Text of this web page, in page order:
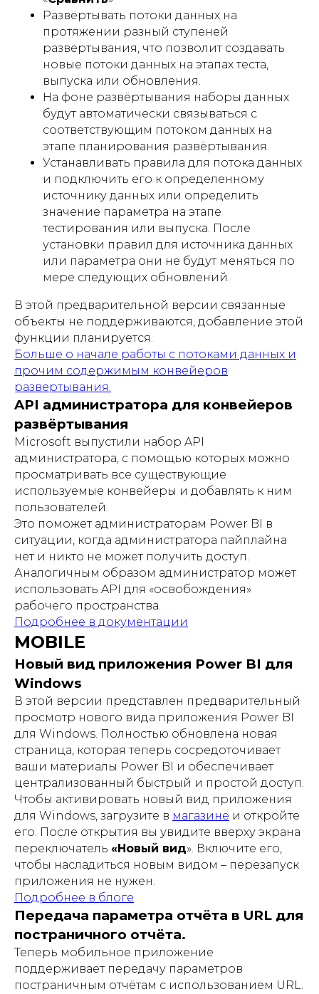
Развёртывать потоки данных на
протяжении разный ступеней
развертывания, что позволит создавать
новые потоки данных на этапах теста,
выпуска или обновления.
На фоне развёртывания наборы данных
будут автоматически связываться с
соответствующим потоком данных на
этапе планирования развёртывания.
Устанавливать правила для потока данных
и подключить его к определенному
источнику данных или определить
значение параметра на этапе
тестирования или выпуска. После
установки правил для источника данных
или параметра они не будут меняться по
мере следующих обновлений.
В этой предварительной версии связанные
объекты не поддерживаются, добавление этой
функции планируется.
Больше о начале работы с потоками данных и
прочим содержимым конвейеров
развертывания.
API администратора для конвейеров
развёртывания
Microsoft выпустили набор API
администратора, с помощью которых можно
просматривать все существующие
используемые конвейеры и добавлять к ним
пользователей.
Это поможет администраторам Power BI в
ситуации, когда администратора пайплайна
нет и никто не может получить доступ.
Аналогичным образом администратор может
использовать API для «освобождения»
рабочего пространства.
Подробнее в документации
MOBILE
Новый вид приложения Power BI для
Windows
В этой версии представлен предварительный
просмотр нового вида приложения Power BI
для Windows. Полностью обновлена новая
страница, которая теперь сосредоточивает
ваши материалы Power BI и обеспечивает
централизованный быстрый и простой доступ.
Чтобы активировать новый вид приложения
для Windows, загрузите в магазине и откройте
его. После открытия вы увидите вверху экрана
переключатель «Новый вид». Включите его,
чтобы насладиться новым видом – перезапуск
приложения не нужен.
Подробнее в блоге
Передача параметра отчёта в URL для
постраничного отчёта.
Теперь мобильное приложение
поддерживает передачу параметров
постраничным отчётам с использованием URL.